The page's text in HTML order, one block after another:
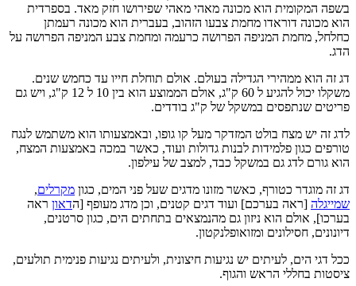
בשפה המקומית הוא מכונה מאהי מאהי שפירושו חזק מאד. בספרדית
הוא מכונה דוראדו מחמת צבעו הזהוב, בעברית הוא מכונה רעמתן
כחלחל, מחמת המניפה הפרושה כרעמה ומחמת צבע המניפה הפרושה על
הדג.
דג זה הוא ממהירי הגדילה בעולם. אולם תוחלת חייו עד כחמש שנים.
משקלו יכול להגיע ל 60 ק"ג, אולם הממוצע הוא בין 10 ל 12 ק"ג, ויש גם
פריטים שנתפסים במשקל של ק"ג בודדים.
לדג זה יש מצח בולט המזדקר מעל קו גופו, ובאמצעותו הוא משתמש לנגח
טורפים כגון פלמידות לבנות גדולות ועוד, כאשר במכה באמצעות המצח,
הוא גורם לדג גם במשקל כבד, למצב של עילפון.
דג זה מוגדר כטורף, כאשר מזונו מדגים שעל פני המים, כגון מקרלים,
שמייגלה [ראה בערכם] ועוד דגים קטנים, וכן מדג מעופף [הדאון ראה
בערכו], אולם הוא ניזון גם מהנמצאים בתחתים הים, כגון סרטנים,
דיונונים, חסילונים ומזואופלנקטון.
ככל דגי הים, לעיתים יש נגיעות חיצונית, ולעיתים נגיעות פנימית תולעים,
ציסטות בחללי הראש והגוף.